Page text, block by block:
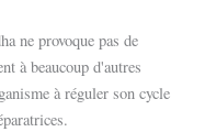
ne provoque pas de
à beaucoup d'autres
à réguler son cycle